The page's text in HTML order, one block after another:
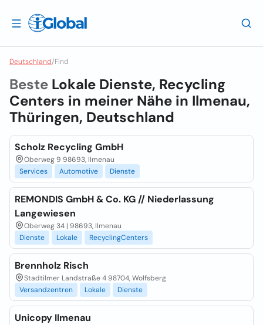
Deutschland/Find
Beste Lokale Dienste, Recycling
Centers in meiner Nähe in Ilmenau,
Thüringen, Deutschland
Scholz Recycling GmbH
Oberweg 9 98693, Ilmenau
Services
Automotive Dienste
REMONDIS GmbH & Co. KG // Niederlassung
Langewiesen
Oberweg 34 | 98693, Ilmenau
Dienste
Lokale RecyclingCenters
Brennholz Risch
Stadtilmer Landstraße 4 98704, Wolfsberg
Versandzentren
Lokale Dienste
Unicopy Ilmenau